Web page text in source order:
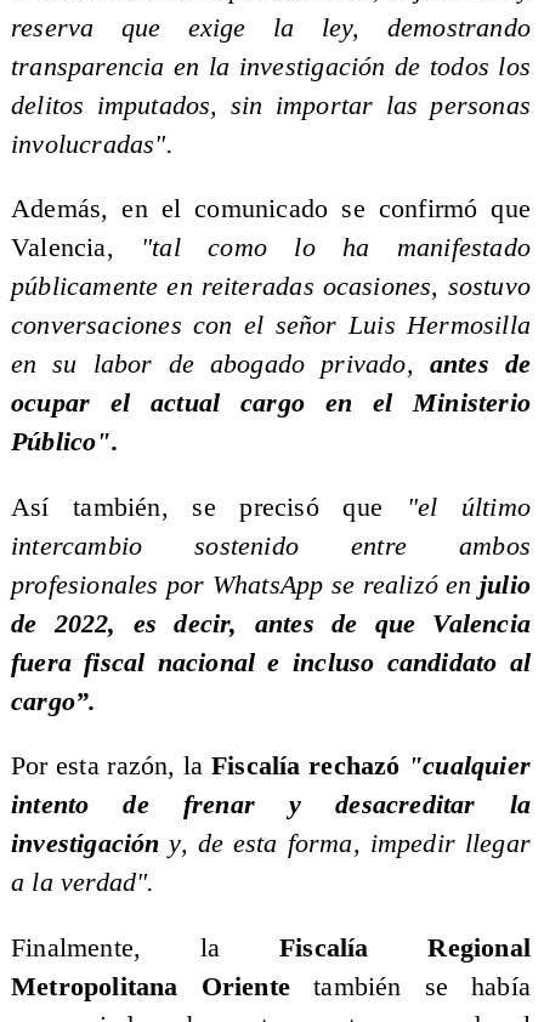
reserva que exige la ley, demostrando
transparencia en la investigación de todos los
delitos imputados, sin importar las personas
involucradas".
Además, en el comunicado se confirmó que
Valencia, "tal como lo ha manifestado
públicamente en reiteradas ocasiones, sostuvo
conversaciones con el señor Luis Hermosilla
en su labor de abogado privado, antes de
ocupar el actual cargo en el Ministerio
Público".
Así también, se precisó que "el último
intercambio sostenido entre ambos
profesionales por WhatsApp se realizó enjulio
de 2022, es decir, antes de que Valencia
fuera fiscal nacional e incluso candidato al
cargo”.
Por esta razón, la Fiscalía rechazó "cualquier
intento de frenar y desacreditar la
investigación y, de esta forma, impedir llegar
a la verdad".
Finalmente, laFiscalía Regional
Metropolitana Oriente también se había